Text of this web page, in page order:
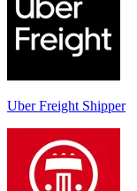
Uber Freight Shipper